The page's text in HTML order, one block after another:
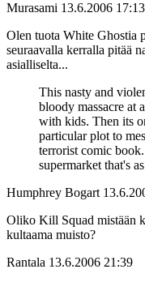
Murasami 13.6.2006 17:13
Olen tuota White Ghostia
seuraavalla kerralla pitää
asialliselta...
This nasty and
bloody massacre at
with kids. Then its
particular plot to
terrorist comic
supermarket that's
Humphrey Bogart
Oliko Kill Squad mistään
kultaama muisto?
Rantala 13.6.2006 21:39